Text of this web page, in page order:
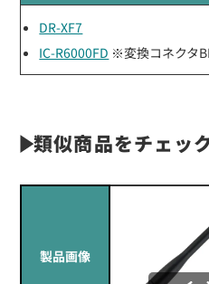
DR-XF7
IC-R6000FD ※変換コネクタ
類似商品をチェッ
製品画像